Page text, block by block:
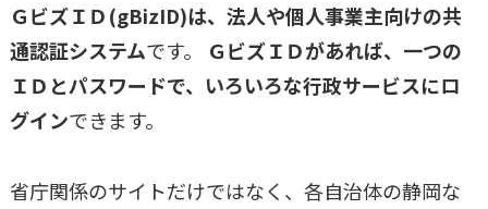
ＧビズＩＤ(gBizID)は、法人や個人事業主向けの共
通認証システムです。
ＧビズＩＤがあれば、一つの
ＩＤとパスワードで、いろいろな行政サービスにロ
グインできます。
省庁関係のサイトだけではなく、各自治体の静岡な